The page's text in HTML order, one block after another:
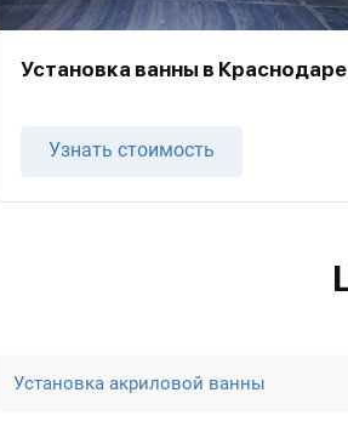
Установка ванны в Краснодаре
Узнать стоимость
Установка акриловой ванны